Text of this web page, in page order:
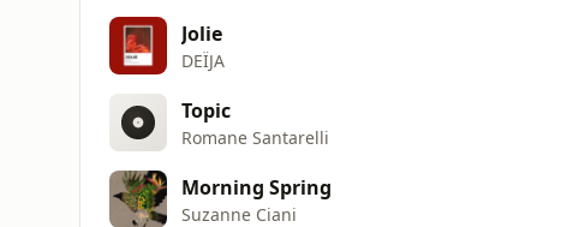
Jolie
DEÏJA
Topic
Romane Santarelli
Morning Spring
Suzanne Ciani